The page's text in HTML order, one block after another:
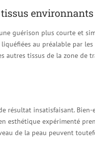
environnants
guérison plus courte et
au préalable par
autres tissus de la zone de
résultat insatisfaisant.
esthétique expérimenté
de la peau peuvent